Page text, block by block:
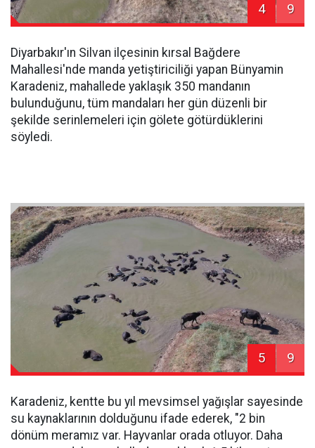
4 9
Diyarbakır'ın Silvan ilçesinin kırsal Bağdere
Mahallesi'nde manda yetiştiriciliği yapan Bünyamin
Karadeniz, mahallede yaklaşık 350 mandanın
bulunduğunu, tüm mandaları her gün düzenli bir
şekilde serinlemeleri için gölete götürdüklerini
söyledi.
5 9
Karadeniz, kentte bu yıl mevsimsel yağışlar sayesinde
su kaynaklarının dolduğunu ifade ederek, "2 bin
dönüm meramız var. Hayvanlar orada otluyor. Daha